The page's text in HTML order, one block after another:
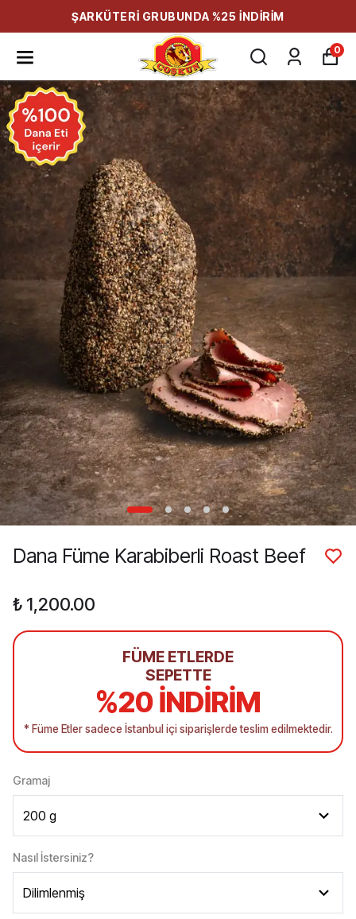
ŞARKÜTERİ GRUBUNDA %25 İNDİRİM
0
Dana Füme Karabiberli Roast Beef
₺ 1,200.00
FÜME ETLERDE
SEPETTE
%20 İNDİRİM
* Füme Etler sadece İstanbul içi siparişlerde teslim edilmektedir.
Gramaj
Nasıl İstersiniz?